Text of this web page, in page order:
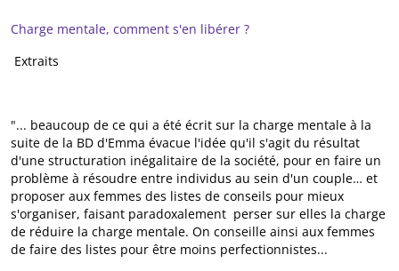
Charge mentale, comment s'en libérer ?
Extraits
"... beaucoup de ce qui a été écrit sur la charge mentale à la
suite de la BD d'Emma évacue l'idée qu'il s'agit du résultat
d'une structuration inégalitaire de la société, pour en faire un
problème à résoudre entre individus au sein d'un couple… et
proposer aux femmes des listes de conseils pour mieux
s'organiser, faisant paradoxalement perser sur elles la charge
de réduire la charge mentale. On conseille ainsi aux femmes
de faire des listes pour être moins perfectionnistes...